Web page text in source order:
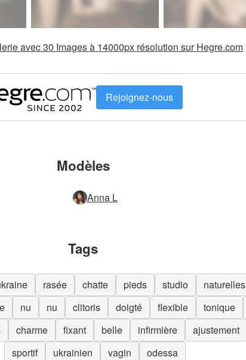
avec 30 Images à 14000px résolution sur Hegre.com
Rejoignez-nous
Modèles
Anna L
Tags
rasée chatte pieds studio naturelles
nu nu clitoris doigté flexible tonique
charme fixant belle infirmière ajustement
sportif
ukrainien vagin odessa